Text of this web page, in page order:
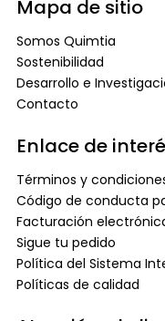
Mapa de sitio
Somos Quimtia
Sostenibilidad
Desarrollo e
Contacto
Enlace de
Términos y
Código de conducta
Facturación
Sigue tu pedido
Política del Sistema
Políticas de calidad